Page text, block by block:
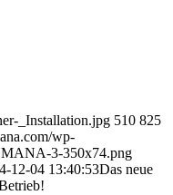
_Installation.jpg 510 825
wp-
3-350x74.png
12-04 13:40:53Das neue